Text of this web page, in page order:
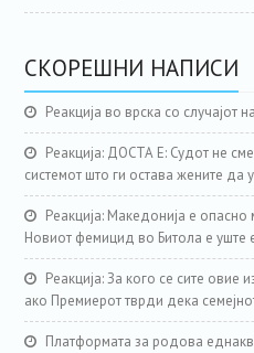
СКОРЕШНИ НАПИСИ
Реакција во врска со случајот
Реакција: ДОСТА Е: Судот не
системот што ги остава жените да
Реакција: Македонија е
Новиот фемицид во Битола е уште
Реакција: За кого се сите овие
ако Премиерот тврди дека
Платформата за родова